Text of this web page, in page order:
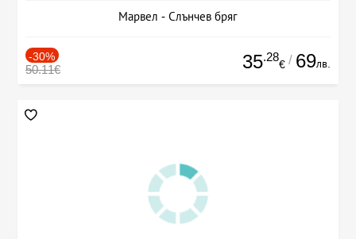
Марвел - Слънчев бряг
-30%
50.11€ 35.28
€ / 69лв.